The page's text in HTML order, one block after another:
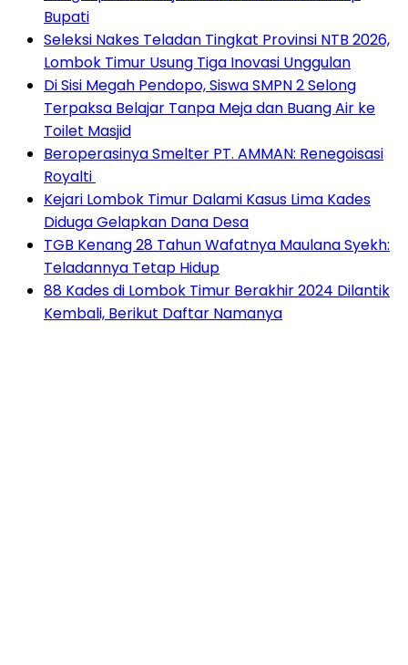
Bupati
Seleksi Nakes Teladan Tingkat Provinsi NTB 2026,
Lombok Timur Usung Tiga Inovasi Unggulan
Di Sisi Megah Pendopo, Siswa SMPN 2 Selong
Terpaksa Belajar Tanpa Meja dan Buang Air ke
Toilet Masjid
Beroperasinya Smelter PT. AMMAN: Renegoisasi
Royalti
Kejari Lombok Timur Dalami Kasus Lima Kades
Diduga Gelapkan Dana Desa
TGB Kenang 28 Tahun Wafatnya Maulana Syekh:
Teladannya Tetap Hidup
88 Kades di Lombok Timur Berakhir 2024 Dilantik
Kembali, Berikut Daftar Namanya